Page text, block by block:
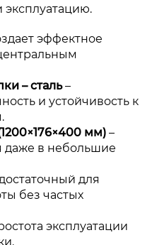
эксплуатацию.
эффектное
– сталь–
и устойчивость к
мм) –
даже в небольшие
для
без частых
эксплуатации